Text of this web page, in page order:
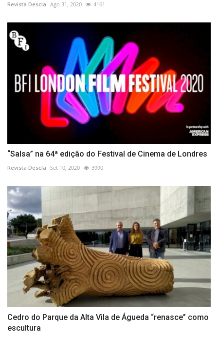
Revista Descla Ago 31, 2020 4161
“Salsa” na 64ª edição do Festival de Cinema de Londres
Revista Descla Set 10, 2020 3990
Cedro do Parque da Alta Vila de Águeda “renasce” como
escultura